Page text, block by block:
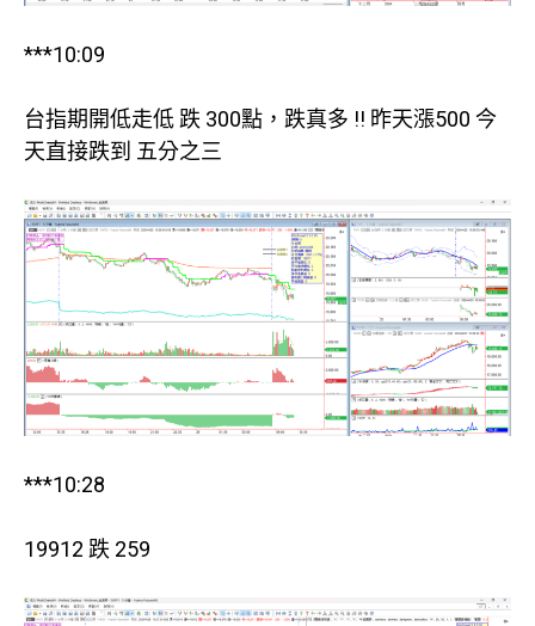
***10:09
台指期開低走低 跌 300點，跌真多 !! 昨天漲500 今
天直接跌到 五分之三
***10:28
19912 跌 259